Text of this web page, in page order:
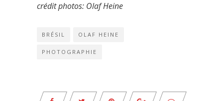
crédit photos: Olaf Heine
BRÉSIL OLAF HEINE
PHOTOGRAPHIE